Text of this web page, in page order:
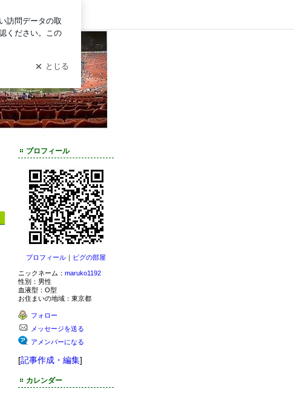
プロフィール
プロフィール ｜ ピグの部屋
ニックネーム： maruko1192
性別： 男性
血液型： O型
お住まいの地域： 東京都
フォロー
メッセージを送る
アメンバーになる
[記事作成・編集]
カレンダー